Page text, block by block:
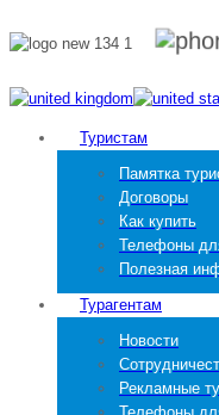
Туристам
Памятка
Договоры
Как купить
Телефоны
Полезная
Турагентам
Новости
Рекламные